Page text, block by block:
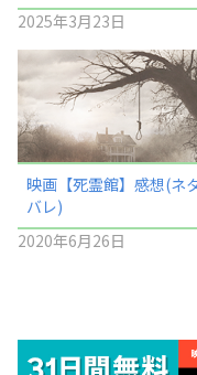
2025年3月23日
映画【死霊館】感想(ネ
バレ)
2020年6月26日